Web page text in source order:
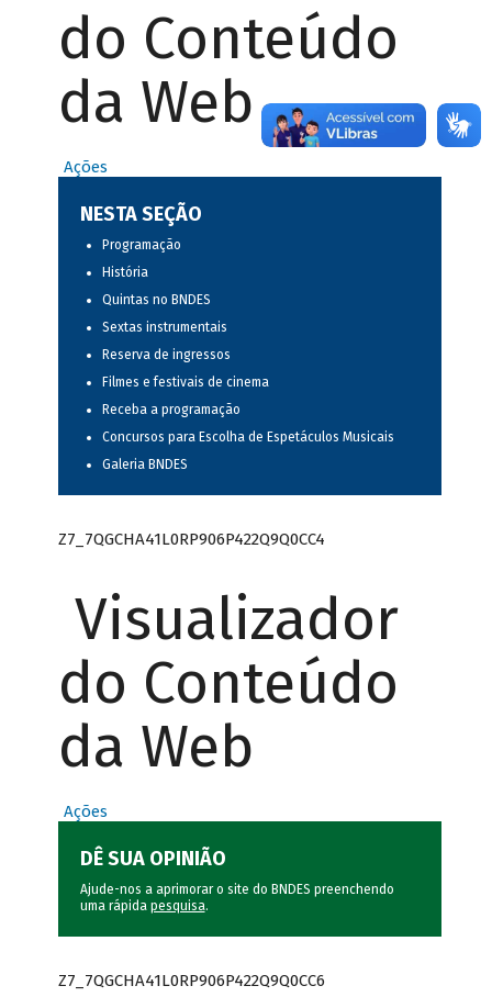
do Conteúdo
da Web
Ações
NESTA SEÇÃO
Programação
História
Quintas no BNDES
Sextas instrumentais
Reserva de ingressos
Filmes e festivais de cinema
Receba a programação
Concursos para Escolha de Espetáculos Musicais
Galeria BNDES
Z7_7QGCHA41L0RP906P422Q9Q0CC4
Visualizador
do Conteúdo
da Web
Ações
DÊ SUA OPINIÃO
Ajude-nos a aprimorar o site do BNDES preenchendo
uma rápida pesquisa.
Z7_7QGCHA41L0RP906P422Q9Q0CC6